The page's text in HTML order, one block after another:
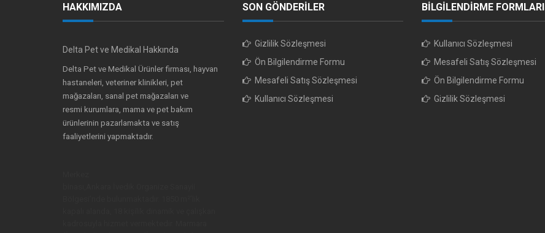
HAKKIMIZDA
Delta Pet ve Medikal Hakkında
Delta Pet ve Medikal Ürünler firması, hayvan
hastaneleri, veteriner klinikleri, pet
mağazaları, sanal pet mağazaları ve
resmi kurumlara, mama ve pet bakım
ürünlerinin pazarlamakta ve satış
faaliyetlerini yapmaktadır.
SON GÖNDERİLER
Gizlilik Sözleşmesi
Ön Bilgilendirme Formu
Mesafeli Satış Sözleşmesi
Kullanıcı Sözleşmesi
BİLGİLENDİRME FORMLARI
Kullanıcı Sözleşmesi
Mesafeli Satış Sözleşmesi
Ön Bilgilendirme Formu
Gizlilik Sözleşmesi